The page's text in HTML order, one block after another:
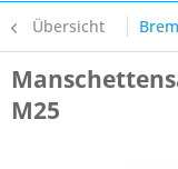
Übersicht
M25